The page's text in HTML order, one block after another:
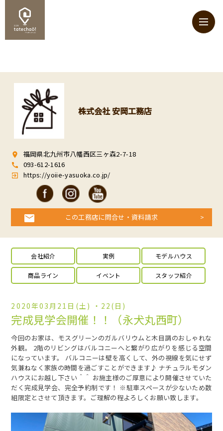
株式会社 安岡工務店
room 福岡県北九州市八幡西区三ヶ森2-7-18
call 093-612-1616
exit_to_app https://yoiie-yasuoka.co.jp/
この工務店に問合せ・資料請求
会社紹介 実例 モデルハウス
商品ライン イベント スタッフ紹介
2020年03月21日(土) ・22(日)
完成見学会開催！！（永犬丸西町）
今回のお家は、モスグリーンのガルバリウムと木目調のおしゃれな
外観。 2階のリビングはバルコニーへと繋がり広がりを感じる空間
になっています。 バルコニーは壁を高くして、外の視線を気にせず
気兼ねなく家族の時間を過ごすことができます♪ ナチュラルモダン
ハウスにお越し下さい＾＾ お施主様のご厚意により開催させていた
だく完成見学会、完全予約制です！ ※駐車スペースが少ないため数
組限定とさせて頂きます。ご理解の程よろしくお願い致します。